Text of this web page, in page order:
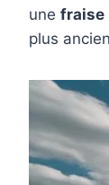
une fraise
plus